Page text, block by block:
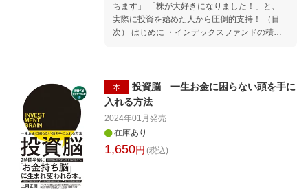
ちます」 「株が大好きになりました！」と、
実際に投資を始めた人から圧倒的支持！ （目
次） はじめに ・インデックスファンドの積み
・積み立て投資のいちばん賢い使い方 第2章 新
NISA、「積み立て投資だけ」で本当にいいの？
金持ちにはなれない ・「インデックス積み立て
投資で1億円」は本当なのか？ 第3章 新NISAの
成長投資枠で「日本の個別株」に投資せよ ・私
本
投資脳 一生お金に困らない頭を手に
入れる方法
2024年01月発売
在庫あり
1,650円 (税込)